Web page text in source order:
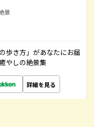
景
歩き方」があなたにお届
やしの絶景集
詳細を見る